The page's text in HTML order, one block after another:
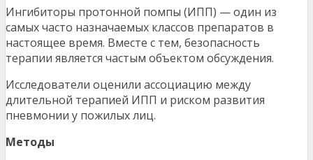
Ингибиторы протонной помпы (ИПП) — один из
самых часто назначаемых классов препаратов в
настоящее время. Вместе с тем, безопасность
терапии является частым объектом обсуждения.
Исследователи оценили ассоциацию между
длительной терапией ИПП и риском развития
пневмонии у пожилых лиц.
Методы